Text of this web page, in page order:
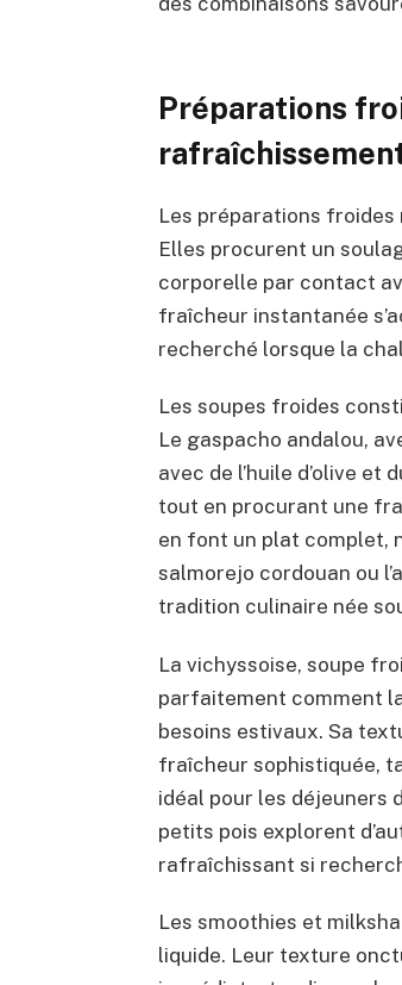
Préparations
Les préparations
Elles procurent un
corporelle par contact
fraîcheur instantanée
recherché lorsque la
Les soupes froides
Le gaspacho andalou,
avec de l’huile d’olive
tout en procurant une
en font un plat complet,
salmorejo cordouan ou
tradition culinaire née
La vichyssoise, soupe
parfaitement comment
besoins estivaux. Sa
fraîcheur sophistiquée,
idéal pour les déjeuners
petits pois explorent
rafraîchissant si
Les smoothies et
liquide. Leur texture